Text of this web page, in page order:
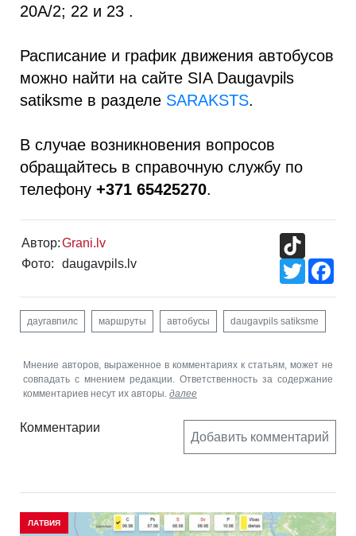
20A/2; 22 и 23 .
Расписание и график движения автобусов
можно найти на сайте SIA Daugavpils
satiksme в разделе SARAKSTS.
В случае возникновения вопросов
обращайтесь в справочную службу по
телефону +371 65425270.
Автор:Grani.lv
Фото:
daugavpils.lv
Twitter
даугавпилс маршруты автобусы daugavpils satiksme
Мнение авторов, выраженное в комментариях к статьям, может не
совпадать с мнением редакции. Ответственность за содержание
комментариев несут их авторы. далее
Комментарии
Добавить комментарий
ЛАТВИЯ